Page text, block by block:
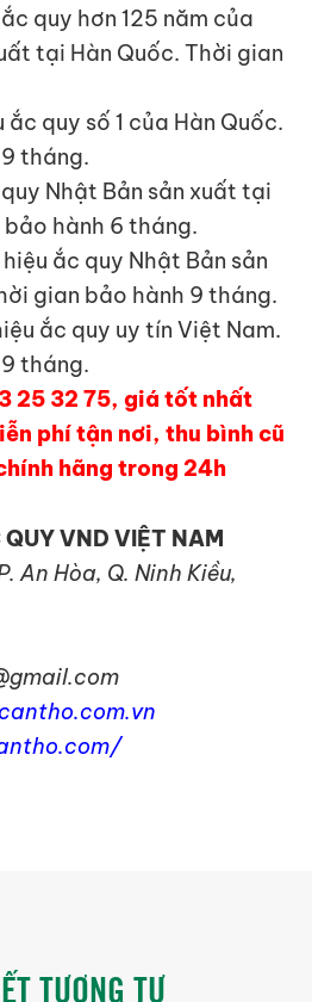
quy hơn 125 năm của
tại Hàn Quốc. Thời gian
ắc quy số 1 của Hàn Quốc.
tháng.
Nhật Bản sản xuất tại
hành 6 tháng.
ắc quy Nhật Bản sản
gian bảo hành 9 tháng.
ắc quy uy tín Việt Nam.
tháng.
25 32 75, giá tốt nhất
phí tận nơi, thu bình cũ
hãng trong 24h
VND VIỆT NAM
An Hòa, Q. Ninh Kiều,
TƯƠNG TỰ